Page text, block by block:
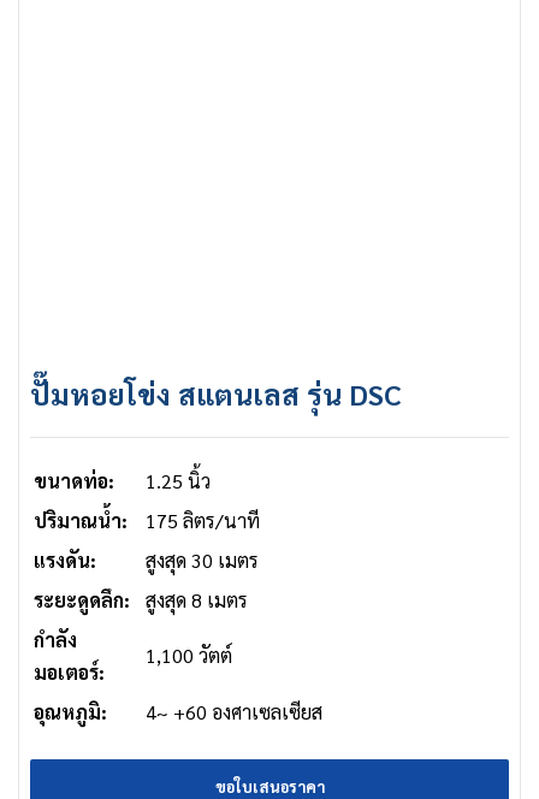
ปั๊มหอยโข่ง สแตนเลส รุ่น DSC
ขนาดท่อ:
1.25 นิ้ว
ปริมาณน้ำ:
175 ลิตร/นาที
แรงดัน:
สูงสุด 30 เมตร
ระยะดูดลึก:
สูงสุด 8 เมตร
กำลัง
มอเตอร์:
1,100 วัตต์
อุณหภูมิ: 4~ +60 องศาเซลเซียส
ขอใบเสนอราคา